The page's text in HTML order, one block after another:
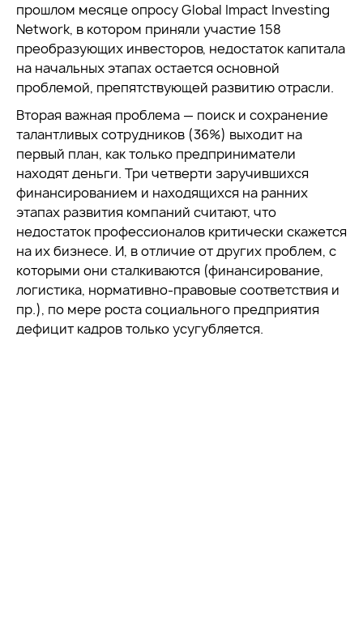
прошлом месяце опросу Global Impact Investing
Network, в котором приняли участие 158
преобразующих инвесторов, недостаток капитала
на начальных этапах остается основной
проблемой, препятствующей развитию отрасли.
Вторая важная проблема — поиск и сохранение
талантливых сотрудников (36%) выходит на
первый план, как только предприниматели
находят деньги. Три четверти заручившихся
финансированием и находящихся на ранних
этапах развития компаний считают, что
недостаток профессионалов критически скажется
на их бизнесе. И, в отличие от других проблем, с
которыми они сталкиваются (финансирование,
логистика, нормативно-правовые соответствия и
пр.), по мере роста социального предприятия
дефицит кадров только усугубляется.